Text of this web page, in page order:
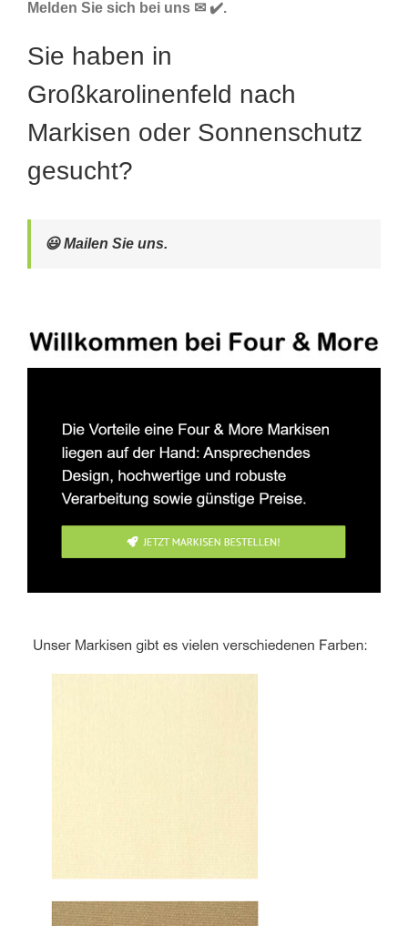
Melden Sie sich bei uns ✉ ✔️.
Sie haben in
Großkarolinenfeld nach
Markisen oder Sonnenschutz
gesucht?
😃 Mailen Sie uns.